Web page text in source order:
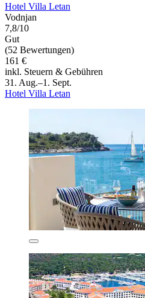
Hotel Villa Letan
Vodnjan
7,8/10
Gut
(52 Bewertungen)
161 €
inkl. Steuern & Gebühren
31. Aug.–1. Sept.
Hotel Villa Letan